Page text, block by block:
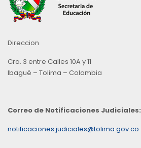
Direccion
Cra. 3 entre Calles 10A y 11
Ibagué – Tolima – Colombia
Correo de Notificaciones Judiciales:
notificaciones.judiciales@tolima.gov.co